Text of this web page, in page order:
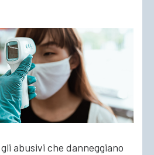
abusivi che danneggiano